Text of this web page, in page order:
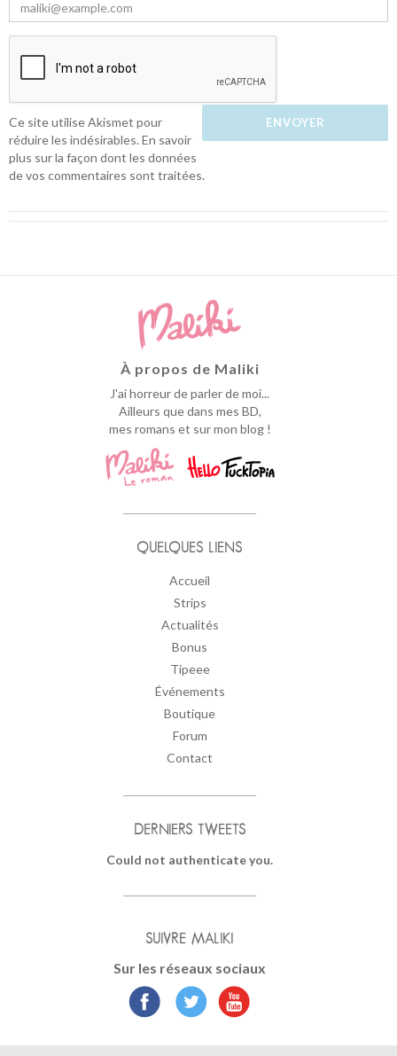
Ce site utilise Akismet pour
réduire les indésirables.En savoir
plus sur la façon dont les données
de vos commentaires sont traitées.
À propos de Maliki
J'ai horreur de parler de moi...
Ailleurs que dans mes BD,
mes romans et sur mon blog !
QUELQUES LIENS
Accueil
Strips
Actualités
Bonus
Tipeee
Événements
Boutique
Forum
Contact
DERNIERS TWEETS
Could not authenticate you.
SUIVRE MALIKI
Sur les réseaux sociaux